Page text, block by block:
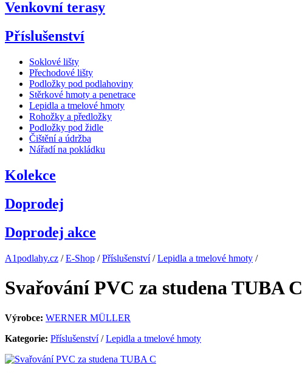
Venkovní terasy
Příslušenství
Soklové lišty
Přechodové lišty
Podložky pod podlahoviny
Stěrkové hmoty a penetrace
Lepidla a tmelové hmoty
Rohožky a předložky
Podložky pod židle
Čištění a údržba
Nářadí na pokládku
Kolekce
Doprodej
Doprodej akce
A1podlahy.cz /E-Shop /Příslušenství/Lepidla a tmelové hmoty /
Svařování PVC za studena TUBA C
Výrobce: WERNER MÜLLER
Kategorie: Příslušenství/Lepidla a tmelové hmoty